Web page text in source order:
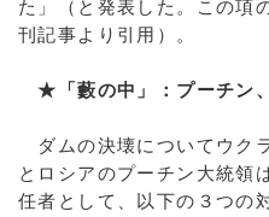
た」（と発表した。この項
刊記事より引用）。
★「藪の中」：プーチン
ダムの決壊についてウク
とロシアのプーチン大統領
任者として、以下の３つの